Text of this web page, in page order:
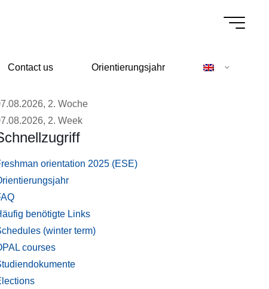
Contact us Orientierungsjahr
2. Woche
2. Week
orientation 2025 (ESE)
benötigte Links
(winter term)
courses